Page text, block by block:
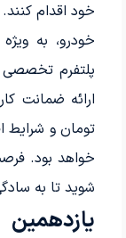
خود اقدام
خودرو، به
پلتفرم تخصصی
تومان و شرایط
خواهد بود.
شوید تا به